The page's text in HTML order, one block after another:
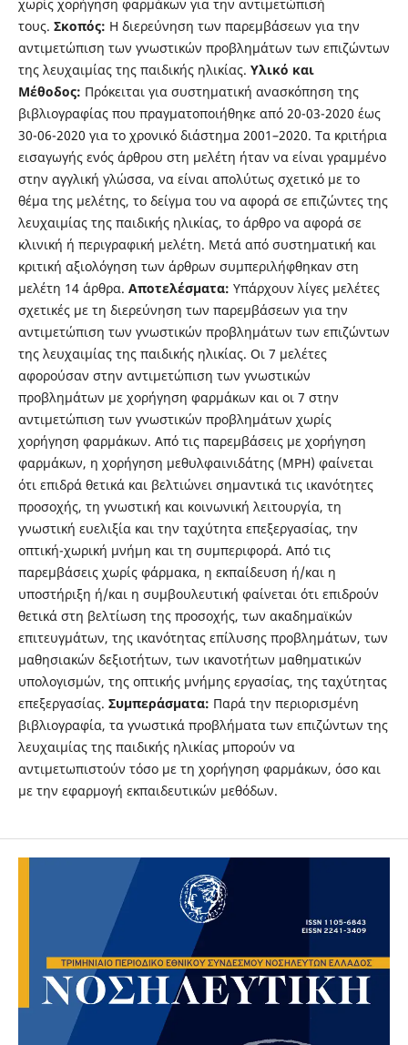
χωρίς χορήγηση φαρμάκων για την αντιμετώπισή
τους. Σκοπός: Η διερεύνηση των παρεμβάσεων για την
αντιμετώπιση των γνωστικών προβλημάτων των επιζώντων
της λευχαιμίας της παιδικής ηλικίας. Υλικό και
Mέθοδος: Πρόκειται για συστηματική ανασκόπηση της
βιβλιογραφίας που πραγματοποιήθηκε από 20-03-2020 έως
30-06-2020 για το χρονικό διάστημα 2001–2020. Τα κριτήρια
εισαγωγής ενός άρθρου στη μελέτη ήταν να είναι γραμμένο
στην αγγλική γλώσσα, να είναι απολύτως σχετικό με το
θέμα της μελέτης, το δείγμα του να αφορά σε επιζώντες της
λευχαιμίας της παιδικής ηλικίας, το άρθρο να αφορά σε
κλινική ή περιγραφική μελέτη. Μετά από συστηματική και
κριτική αξιολόγηση των άρθρων συμπεριλήφθηκαν στη
μελέτη 14 άρθρα. Αποτελέσματα: Υπάρχουν λίγες μελέτες
σχετικές με τη διερεύνηση των παρεμβάσεων για την
αντιμετώπιση των γνωστικών προβλημάτων των επιζώντων
της λευχαιμίας της παιδικής ηλικίας. Οι 7 μελέτες
αφορούσαν στην αντιμετώπιση των γνωστικών
προβλημάτων με χορήγηση φαρμάκων και οι 7 στην
αντιμετώπιση των γνωστικών προβλημάτων χωρίς
χορήγηση φαρμάκων. Από τις παρεμβάσεις με χορήγηση
φαρμάκων, η χορήγηση μεθυλφαινιδάτης (MPH) φαίνεται
ότι επιδρά θετικά και βελτιώνει σημαντικά τις ικανότητες
προσοχής, τη γνωστική και κοινωνική λειτουργία, τη
γνωστική ευελιξία και την ταχύτητα επεξεργασίας, την
οπτική-χωρική μνήμη και τη συμπεριφορά. Από τις
παρεμβάσεις χωρίς φάρμακα, η εκπαίδευση ή/και η
υποστήριξη ή/και η συμβουλευτική φαίνεται ότι επιδρούν
θετικά στη βελτίωση της προσοχής, των ακαδημαϊκών
επιτευγμάτων, της ικανότητας επίλυσης προβλημάτων, των
μαθησιακών δεξιοτήτων, των ικανοτήτων μαθηματικών
υπολογισμών, της οπτικής μνήμης εργασίας, της ταχύτητας
επεξεργασίας. Συμπεράσματα: Παρά την περιορισμένη
βιβλιογραφία, τα γνωστικά προβλήματα των επιζώντων της
λευχαιμίας της παιδικής ηλικίας μπορούν να
αντιμετωπιστούν τόσο με τη χορήγηση φαρμάκων, όσο και
με την εφαρμογή εκπαιδευτικών μεθόδων.